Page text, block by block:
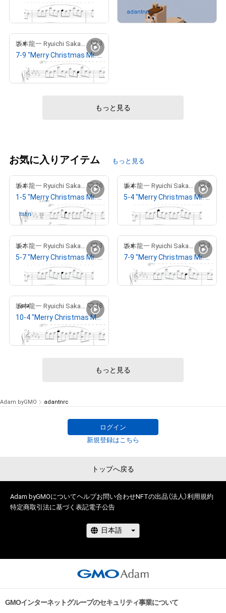
19,520,117 adantnrc さんが保有中
坂本龍一 Ryuichi Sakamoto 3
7-9 "Merry Christmas Mr. Lawrence" Ryuichi Sakamoto 坂本 龍一
20,230,328
もっと見る
お気に入りアイテム もっと見る
坂本龍一 Ryuichi Sakamoto 26
1-5 "Merry Christmas Mr. Lawrence" Ryuichi Sakamoto 坂本 龍一
Itstinさんが保有中
坂本龍一 Ryuichi Sakamoto 8
5-4 "Merry Christmas Mr. Lawrence" Ryuichi Sakamoto 坂本 龍一
288,888
坂本龍一 Ryuichi Sakamoto 3
5-7 "Merry Christmas Mr. Lawrence" Ryuichi Sakamoto 坂本 龍一
19,520,117
坂本龍一 Ryuichi Sakamoto 3
7-9 "Merry Christmas Mr. Lawrence" Ryuichi Sakamoto 坂本 龍一
20,230,328
坂本龍一 Ryuichi Sakamoto 18
10-4 "Merry Christmas Mr. Lawrence" Ryuichi Sakamoto 坂本 龍一
340,000
もっと見る
Adam byGMO adantnrc
ログイン
新規登録はこちら
トップへ戻る
Adam byGMOについてヘルプお問い合わせNFTの出品（法人）利用規約
特定商取引法に基づく表記電子公告
GMOインターネットグループのセキュリティ事業について